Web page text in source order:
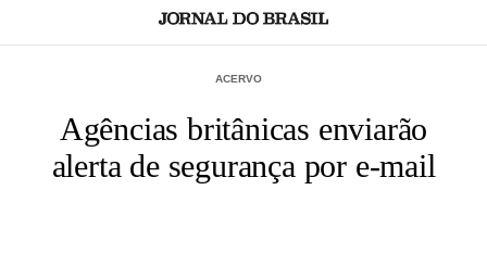
ACERVO
Agências britânicas enviarão
alerta de segurança por e-mail